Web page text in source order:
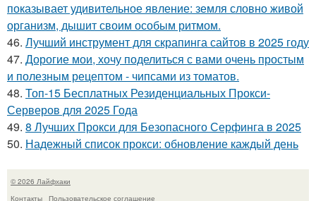
показывает удивительное явление: земля словно живой
организм, дышит своим особым ритмом.
46. Лучший инструмент для скрапинга сайтов в 2025 году
47. Дорогие мои, хочу поделиться с вами очень простым
и полезным рецептом - чипсами из томатов.
48. Топ-15 Бесплатных Резиденциальных Прокси-
Серверов для 2025 Года
49. 8 Лучших Прокси для Безопасного Серфинга в 2025
50. Надежный список прокси: обновление каждый день
© 2026 Лайфхаки
Контакты
Пользовательское соглашение